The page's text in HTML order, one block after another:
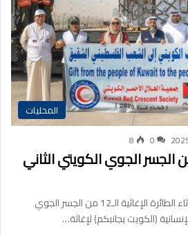
المحليات
0
8
الطائرة الـ12 من الجسر الجوي الكويتي الثاني
كونا – أقلعت صباح اليوم الثلاثاء الطائرة الإغاثية الـ12 من الجسر الجوي
(الكويت بجانبكم) لإغاثة…